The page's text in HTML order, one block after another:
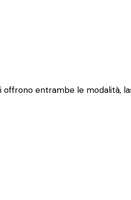
offrono entrambe le modalità,